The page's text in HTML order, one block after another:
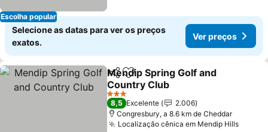
Escolha popular
Selecione as datas para ver os preços
exatos.
Ver preços
PartilharAdicionar aos favoritos
Mendip Spring Golf and
Country Club
3 Estrelas
8,5 Excelente
2.006
Congresbury, a 8.6 km de Cheddar
Localização cênica em Mendip Hills